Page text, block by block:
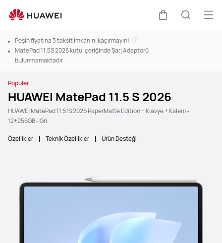
Peşin fiyatına 3 taksit imkanını kaçırmayın!
MatePad 11.5S 2026 kutu içeriğinde Şarj Adaptörü
bulunmamaktadır.
Popüler
HUAWEI MatePad 11.5 S 2026
HUAWEI MatePad 11.5”S 2026 PaperMatte Edition + Klavye + Kalem -
12+256GB - Gri
Özellikler Tekni̇k Özelli̇kler Ürün Desteği̇